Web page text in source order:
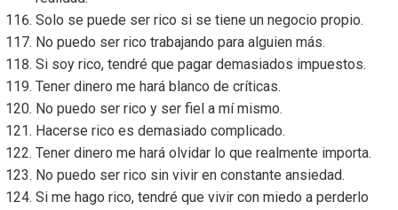
Solo se puede ser rico si se tiene un negocio propio.
No puedo ser rico trabajando para alguien más.
Si soy rico, tendré que pagar demasiados impuestos.
Tener dinero me hará blanco de críticas.
No puedo ser rico y ser fiel a mí mismo.
Hacerse rico es demasiado complicado.
Tener dinero me hará olvidar lo que realmente importa.
No puedo ser rico sin vivir en constante ansiedad.
Si me hago rico, tendré que vivir con miedo a perderlo